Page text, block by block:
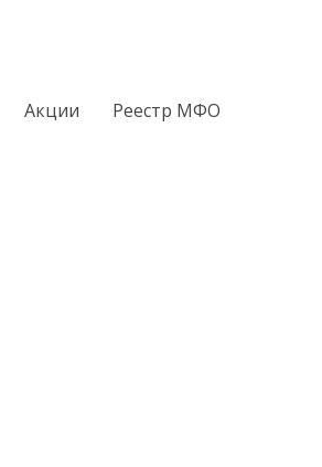
Акции Реестр МФО